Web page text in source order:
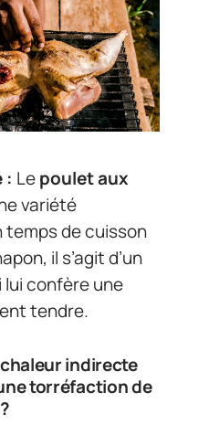
: Lepoulet aux
variété
temps de cuisson
il s’agit d’un
confère une
tendre.
chaleur indirecte
torréfaction de